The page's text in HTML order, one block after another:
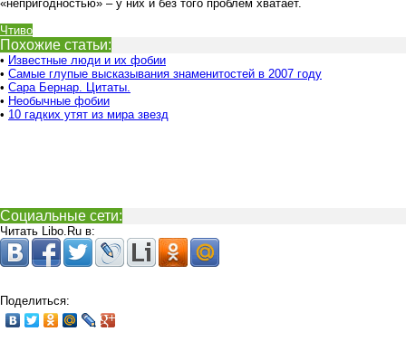
«непригодностью» – у них и без того проблем хватает.
Чтиво
Похожие статьи:
• Известные люди и их фобии
• Самые глупые высказывания знаменитостей в 2007 году
• Сара Бернар. Цитаты.
• Необычные фобии
• 10 гадких утят из мира звезд
Социальные сети:
Читать Libo.Ru в:
Поделиться: